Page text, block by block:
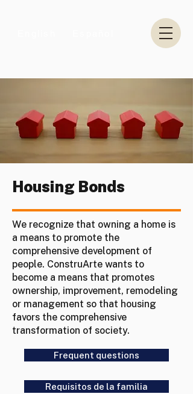
Housing Bonds
We recognize that owning a home is
a means to promote the
comprehensive development of
people. ConstruArte wants to
become a means that promotes
ownership, improvement, remodeling
or management so that housing
favors the comprehensive
transformation of society.
Frequent questions
Requisitos de la familia